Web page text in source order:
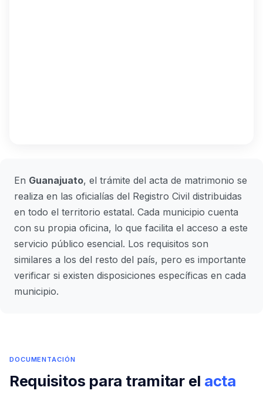
En Guanajuato, el trámite del acta de matrimonio se
realiza en las oficialías del Registro Civil distribuidas
en todo el territorio estatal. Cada municipio cuenta
con su propia oficina, lo que facilita el acceso a este
servicio público esencial. Los requisitos son
similares a los del resto del país, pero es importante
verificar si existen disposiciones específicas en cada
municipio.
DOCUMENTACIÓN
Requisitos para tramitar el acta